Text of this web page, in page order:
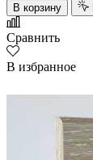
В корзину
Сравнить
В избранное